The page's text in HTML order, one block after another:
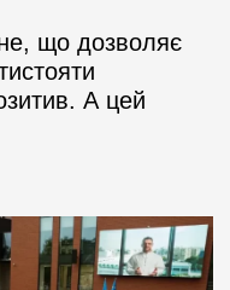
що дозволяє
А цей